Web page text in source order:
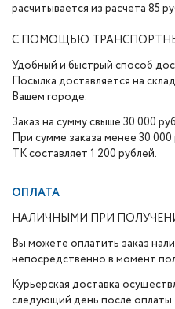
расчитывается из расчета 85
С ПОМОЩЬЮ
Удобный и быстрый способ
Посылка доставляется на
Вашем городе.
Заказ на сумму свыше 30 000
При сумме заказа менее 30
ТК составляет 1 200 рублей.
ОПЛАТА
НАЛИЧНЫМИ ПРИ
Вы можете оплатить заказ
непосредственно в момент
Курьерская доставка
следующий день после оплаты